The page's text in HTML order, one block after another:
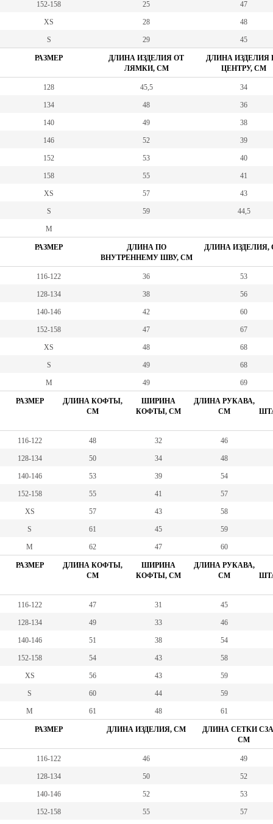
152-158 25 47
XS 28 48
S 29 45
РАЗМЕР
ДЛИНА ИЗДЕЛИЯ ОТ
ЛЯМКИ, СМ
ДЛИНА ИЗДЕЛИЯ
ЦЕНТРУ, СМ
128 45,5 34
134 48 36
140 49 38
146 52 39
152 53 40
158 55 41
XS 57 43
S 59 44,5
M
РАЗМЕР
ДЛИНА ПО
ВНУТРЕННЕМУ ШВУ, СМ
ДЛИНА ИЗДЕЛИЯ,
116-122 36 53
128-134 38 56
140-146 42 60
152-158 47 67
XS 48 68
S 49 68
M 49 69
РАЗМЕР
ДЛИНА КОФТЫ,
СМ
ШИРИНА
КОФТЫ, СМ
ДЛИНА РУКАВА,
СМ
116-122 48 32 46
128-134 50 34 48
140-146 53 39 54
152-158 55 41 57
XS 57 43 58
S 61 45 59
M 62 47 60
РАЗМЕР
ДЛИНА КОФТЫ,
СМ
ШИРИНА
КОФТЫ, СМ
ДЛИНА РУКАВА,
СМ
116-122 47 31 45
128-134 49 33 46
140-146 51 38 54
152-158 54 43 58
XS 56 43 59
S 60 44 59
M 61 48 61
РАЗМЕР ДЛИНА ИЗДЕЛИЯ, СМ
ДЛИНА СЕТКИ
СМ
116-122 46 49
128-134 50 52
140-146 52 53
152-158 55 57